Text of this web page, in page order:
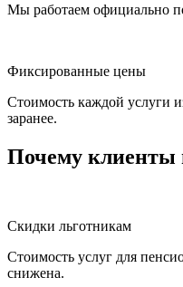
Мы работаем официально
Фиксированные цены
Стоимость каждой услуги
заранее.
Почему клиенты
Скидки льготникам
Стоимость услуг для
снижена.